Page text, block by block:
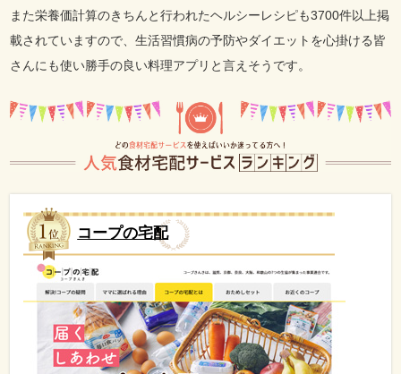
また栄養価計算のきちんと行われたヘルシーレシピも3700件以上掲
載されていますので、生活習慣病の予防やダイエットを心掛ける皆
さんにも使い勝手の良い料理アプリと言えそうです。
コープの宅配